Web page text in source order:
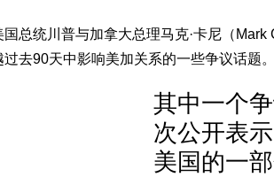
总统川普与加拿大总理马克·卡尼（
去90天中影响美加关系的一些争议话题
其中一个
次公开表
美国的一